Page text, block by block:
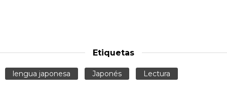
Etiquetas
lengua japonesa Japonés Lectura